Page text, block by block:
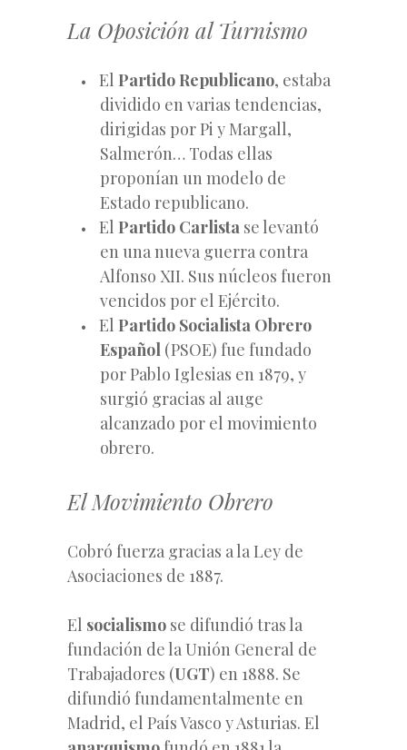
La Oposición al Turnismo
El Partido Republicano, estaba
dividido en varias tendencias,
dirigidas por Pi y Margall,
Salmerón… Todas ellas
proponían un modelo de
Estado republicano.
El Partido Carlista se levantó
en una nueva guerra contra
Alfonso XII. Sus núcleos fueron
vencidos por el Ejército.
El Partido Socialista Obrero
Español (PSOE) fue fundado
por Pablo Iglesias en 1879, y
surgió gracias al auge
alcanzado por el movimiento
obrero.
El Movimiento Obrero
Cobró fuerza gracias a la Ley de
Asociaciones de 1887.
El socialismo se difundió tras la
fundación de la Unión General de
Trabajadores (UGT) en 1888. Se
difundió fundamentalmente en
Madrid, el País Vasco y Asturias. El